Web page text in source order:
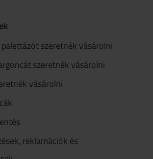
szeretnék vásárolni
szeretnék vásárolni
vásárolni
reklamációk és